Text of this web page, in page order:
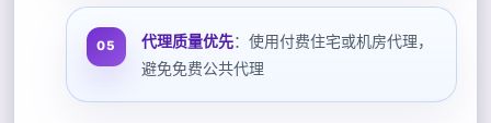
代理质量优先：使用付费住宅或机房代理，
避免免费公共代理